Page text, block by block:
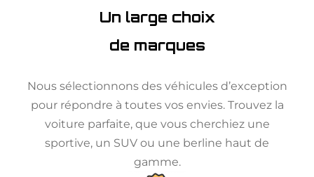
Un large choix
de marques
Nous sélectionnons des véhicules d’exception
pour répondre à toutes vos envies. Trouvez la
voiture parfaite, que vous cherchiez une
sportive, un SUV ou une berline haut de
gamme.